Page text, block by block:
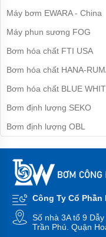
Bơm
hơi,
hơi
Máy
nước
bơm
bơi
Máy
bơm
tầng
cánh
Máy bơm EWARA - China
Máy phun sương FOG
Bơm hóa chất FTI USA
Bơm hóa chất HANA-
Bơm hóa chất BLUE
Bơm định lượng SEKO
Bơm định lượng OBL
Công Ty Cổ
Số nhà 3A tổ 9
Trần Phú. Quận